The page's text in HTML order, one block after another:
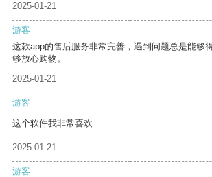
2025-01-21
游客
这款app的售后服务非常完善，遇到问题总是能够
够放心购物。
2025-01-21
游客
这个软件我非常喜欢
2025-01-21
游客